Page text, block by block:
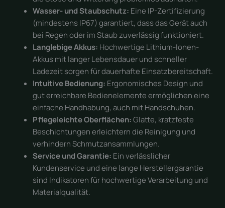
Wasser- und Staubschutz: Eine IP-Zertifizierung
(mindestens IP67) garantiert, dass das Gerät auch
bei Regen oder im Staub zuverlässig funktioniert.
Langlebige Akkus: Hochwertige Lithium-Ionen-
Akkus mit langer Lebensdauer und schneller
Ladezeit sorgen für dauerhafte Einsatzbereitschaft.
Intuitive Bedienung: Ergonomisches Design und
gut erreichbare Bedienelemente ermöglichen eine
einfache Handhabung, auch mit Handschuhen.
Pflegeleichte Oberflächen:Glatte, kratzfeste
Beschichtungen erleichtern die Reinigung und
verhindern Schmutzansammlungen.
Service und Garantie: Ein verlässlicher
Kundenservice und eine lange Herstellergarantie
sind Indikatoren für hochwertige Verarbeitung und
Materialqualität.